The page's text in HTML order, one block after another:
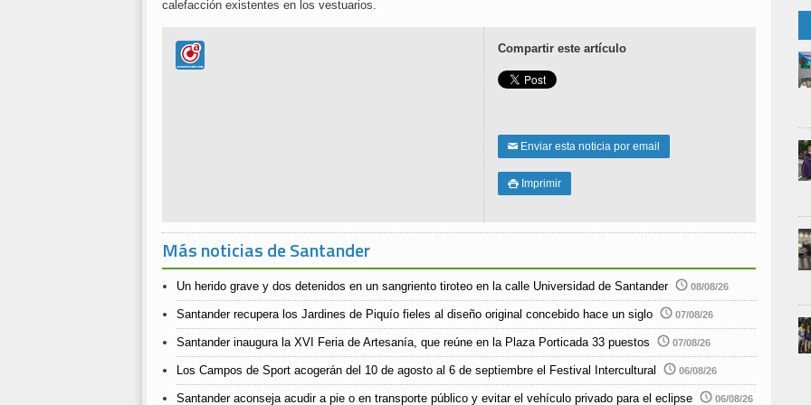
calefacción existentes en los vestuarios.
Compartir este artículo
✉ Enviar esta noticia por email
 Imprimir
Más noticias de Santander
Un herido grave y dos detenidos en un sangriento tiroteo en la calle Universidad de Santander 08/08/26
Santander recupera los Jardines de Piquío fieles al diseño original concebido hace un siglo 07/08/26
Santander inaugura la XVI Feria de Artesanía, que reúne en la Plaza Porticada 33 puestos 07/08/26
Los Campos de Sport acogerán del 10 de agosto al 6 de septiembre el Festival Intercultural 06/08/26
Santander aconseja acudir a pie o en transporte público y evitar el vehículo privado para el eclipse 06/08/26